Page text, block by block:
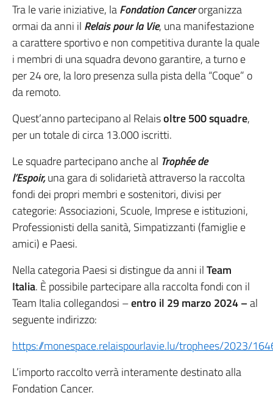
Tra le varie iniziative, laFondation Cancerorganizza
ormai da anni il Relais pour la Vie, una manifestazione
a carattere sportivo e non competitiva durante la quale
i membri di una squadra devono garantire, a turno e
per 24 ore, la loro presenza sulla pista della “Coque” o
da remoto.
Quest’anno partecipano al Relaisoltre 500 squadre,
per un totale di circa 13.000 iscritti.
Le squadre partecipano anche al Trophée de
l’Espoir,una gara di solidarietà attraverso la raccolta
fondi dei propri membri e sostenitori, divisi per
categorie: Associazioni, Scuole, Imprese e istituzioni,
Professionisti della sanità, Simpatizzanti (famiglie e
amici) e Paesi.
Nella categoria Paesi si distingue da anni ilTeam
Italia. È possibile partecipare alla raccolta fondi con il
Team Italia collegandosi –entro il 29 marzo 2024 –al
seguente indirizzo:
https://monespace.relaispourlavie.lu/trophees/2023/
L’importo raccolto verrà interamente destinato alla
Fondation Cancer.